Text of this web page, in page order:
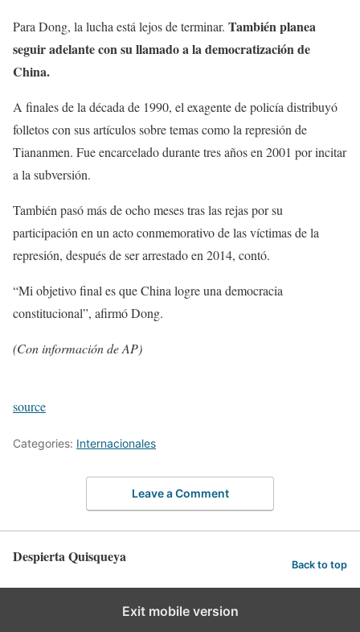
Para Dong, la lucha está lejos de terminar. También planea
seguir adelante con su llamado a la democratización de
China.
A finales de la década de 1990, el exagente de policía distribuyó
folletos con sus artículos sobre temas como la represión de
Tiananmen. Fue encarcelado durante tres años en 2001 por incitar
a la subversión.
También pasó más de ocho meses tras las rejas por su
participación en un acto conmemorativo de las víctimas de la
represión, después de ser arrestado en 2014, contó.
“Mi objetivo final es que China logre una democracia
constitucional”, afirmó Dong.
(Con información de AP)
source
Categories: Internacionales
Leave a Comment
Despierta Quisqueya Back to top
Exit mobile version